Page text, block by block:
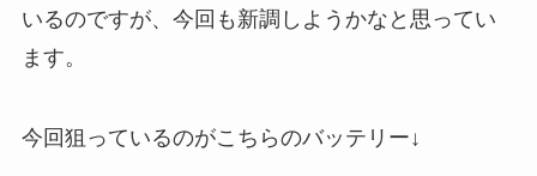
いるのですが、今回も新調しようかなと思ってい
ます。
今回狙っているのがこちらのバッテリー↓